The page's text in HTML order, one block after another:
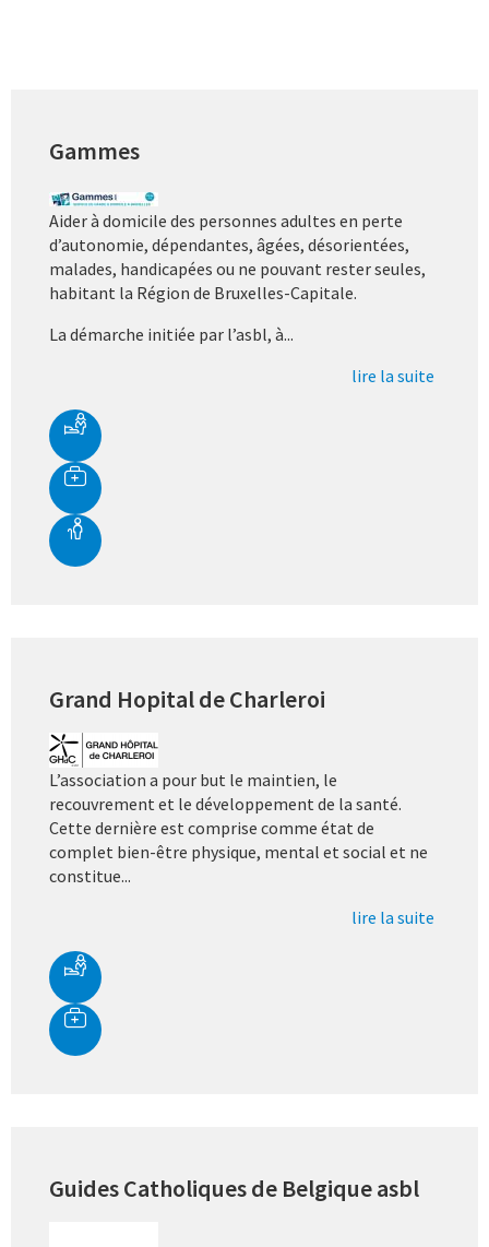
Gammes
Aider à domicile des personnes adultes en perte
d’autonomie, dépendantes, âgées, désorientées,
malades, handicapées ou ne pouvant rester seules,
habitant la Région de Bruxelles-Capitale.
La démarche initiée par l’asbl, à...
lire la suite
Grand Hopital de Charleroi
L’association a pour but le maintien, le
recouvrement et le développement de la santé.
Cette dernière est comprise comme état de
complet bien-être physique, mental et social et ne
constitue...
lire la suite
Guides Catholiques de Belgique asbl